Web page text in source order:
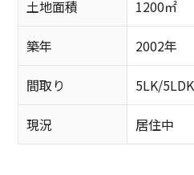
土地面積 1200㎡
築年 2002年
間取り 5LK/
現況 居住中